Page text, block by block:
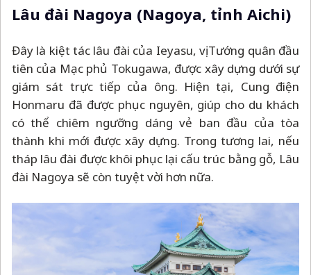
Lâu đài Nagoya (Nagoya, tỉnh Aichi)
Đây là kiệt tác lâu đài của Ieyasu, vị Tướng quân đầu
tiên của Mạc phủ Tokugawa, được xây dựng dưới sự
giám sát trực tiếp của ông. Hiện tại, Cung điện
Honmaru đã được phục nguyên, giúp cho du khách
có thể chiêm ngưỡng dáng vẻ ban đầu của tòa
thành khi mới được xây dựng. Trong tương lai, nếu
tháp lâu đài được khôi phục lại cấu trúc bằng gỗ, Lâu
đài Nagoya sẽ còn tuyệt vời hơn nữa.